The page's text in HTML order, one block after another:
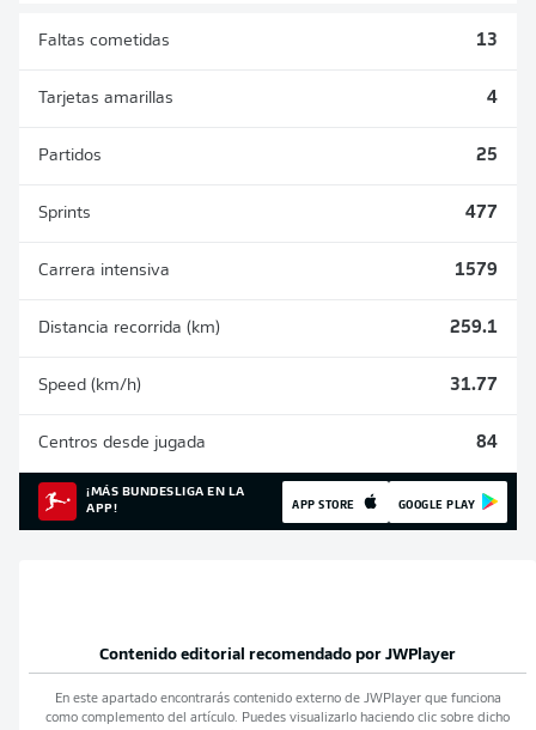
Faltas cometidas 13
Tarjetas amarillas 4
Partidos 25
Sprints 477
Carrera intensiva 1579
Distancia recorrida (km) 259.1
Speed (km/h) 31.77
Centros desde jugada 84
¡MÁS BUNDESLIGA EN LA
APP!
APP STORE GOOGLE PLAY
Contenido editorial recomendado por JWPlayer
En este apartado encontrarás contenido externo de JWPlayerque funciona
como complemento del artículo. Puedes visualizarlo haciendo clic sobre dicho